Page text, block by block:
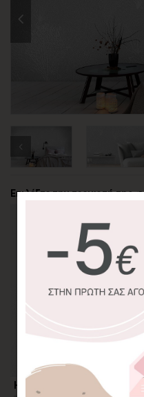
Επιλέξτε την περικοπή
Η επιλογή σας